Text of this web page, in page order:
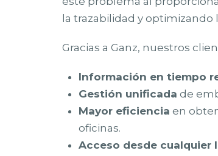
la trazabilidad y
Gracias a Ganz, nuestros
Información en tiempo
Gestión unificada de
Mayor eficiencia en
oficinas.
Acceso desde cualquier